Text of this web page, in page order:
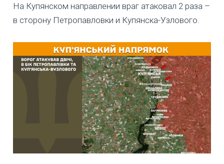
На Купянском направлении враг атаковал 2 раза –
в сторону Петропавловки и Купянска-Узлового.